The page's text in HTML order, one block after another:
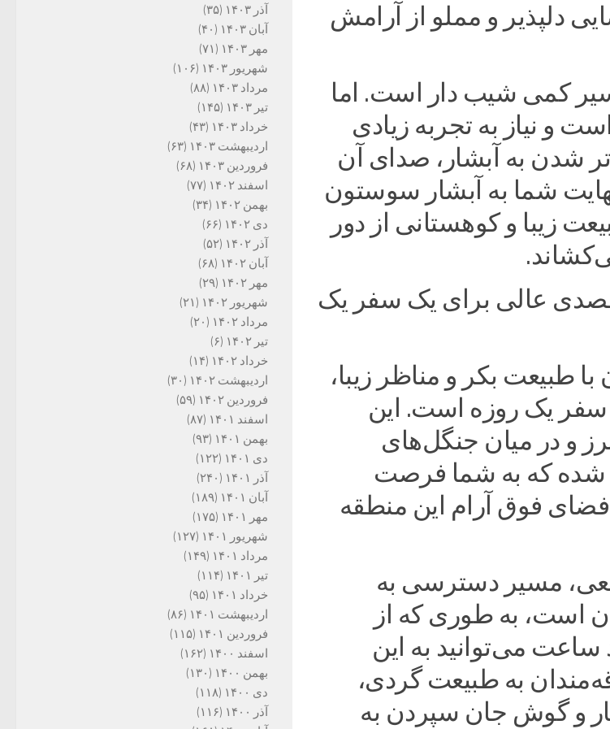
دلپذیر و مملو از آرامش
کمی شیب دار است. اما
و نیاز به تجربه زیادی
شدن به آبشار، صدای آن
شما به آبشار سوستون
زیبا و کوهستانی از دور
عالی برای یک سفر یک
طبیعت بکر و مناظر زیبا،
یک روزه است. این
و در میان جنگل‌های
شده که به شما فرصت
فوق آرام این منطقه
مسیر دسترسی به
است، به طوری که از
می‌توانید به این
به طبیعت گردی،
و گوش جان سپردن به
آذر ۱۴۰۳
(۳۵)
آبان ۱۴۰۳
(۴۰)
مهر ۱۴۰۳
(۷۱)
شهریور ۱۴۰۳
(۱۰۶)
مرداد ۱۴۰۳
(۸۸)
تیر ۱۴۰۳
(۱۴۵)
خرداد ۱۴۰۳
(۴۳)
اردیبهشت ۱۴۰۳
(۶۳)
فروردین ۱۴۰۳
(۶۸)
اسفند ۱۴۰۲
(۷۷)
بهمن ۱۴۰۲
(۳۴)
دی ۱۴۰۲
(۶۶)
آذر ۱۴۰۲
(۵۲)
آبان ۱۴۰۲
(۶۸)
مهر ۱۴۰۲
(۲۹)
شهریور ۱۴۰۲
(۲۱)
مرداد ۱۴۰۲
(۲۰)
تیر ۱۴۰۲
(۶)
خرداد ۱۴۰۲
(۱۴)
اردیبهشت ۱۴۰۲
(۳۰)
فروردین ۱۴۰۲
(۵۹)
اسفند ۱۴۰۱
(۸۷)
بهمن ۱۴۰۱
(۹۳)
دی ۱۴۰۱
(۱۲۲)
آذر ۱۴۰۱
(۲۴۰)
آبان ۱۴۰۱
(۱۸۹)
مهر ۱۴۰۱
(۱۷۵)
شهریور ۱۴۰۱
(۱۲۷)
مرداد ۱۴۰۱
(۱۴۹)
تیر ۱۴۰۱
(۱۱۴)
خرداد ۱۴۰۱
(۹۵)
اردیبهشت ۱۴۰۱
(۸۶)
فروردین ۱۴۰۱
(۱۱۵)
اسفند ۱۴۰۰
(۱۶۲)
بهمن ۱۴۰۰
(۱۳۰)
دی ۱۴۰۰
(۱۱۸)
آذر ۱۴۰۰
(۱۱۶)